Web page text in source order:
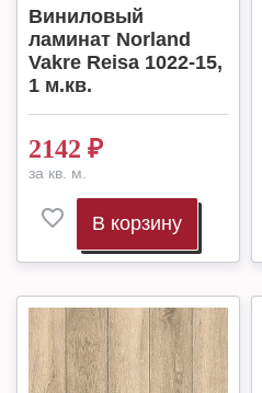
Виниловый
ламинат Norland
Vakre Reisa 1022-15,
1 м.кв.
2142 ₽
за кв. м.
В корзину